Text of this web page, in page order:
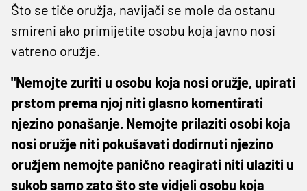
Što se tiče oružja, navijači se mole da ostanu
smireni ako primijetite osobu koja javno nosi
vatreno oružje.
"Nemojte zuriti u osobu koja nosi oružje, upirati
prstom prema njoj niti glasno komentirati
njezino ponašanje. Nemojte prilaziti osobi koja
nosi oružje niti pokušavati dodirnuti njezino
oružjem nemojte panično reagirati niti ulaziti u
sukob samo zato što ste vidjeli osobu koja